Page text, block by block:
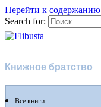
Перейти к содержанию
Search for:
Книжное братство
Все книги